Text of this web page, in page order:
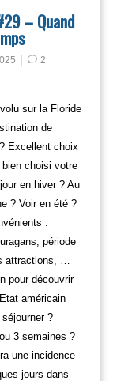
– Quand
2
sur la Floride
de
Excellent choix
choisi votre
en hiver ? Au
? Voir en été ?
:
période
attractions, …
pour découvrir
américain
?
3 semaines ?
une incidence
jours dans